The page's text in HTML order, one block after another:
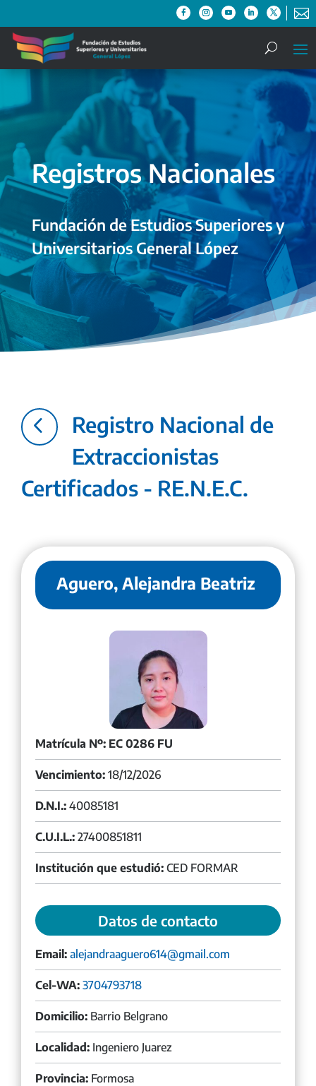

Registros Nacionales
Fundación de Estudios Superiores y
Universitarios General López
4
Registro Nacional de
Extraccionistas
Certificados - RE.N.E.C.
Aguero, Alejandra Beatriz
Matrícula Nº: EC 0286 FU
Vencimiento: 18/12/2026
D.N.I.: 40085181
C.U.I.L.: 27400851811
Institución que estudió: CED FORMAR
Datos de contacto
Email: alejandraaguero614@gmail.com
Cel-WA: 3704793718
Domicilio: Barrio Belgrano
Localidad: Ingeniero Juarez
Provincia: Formosa